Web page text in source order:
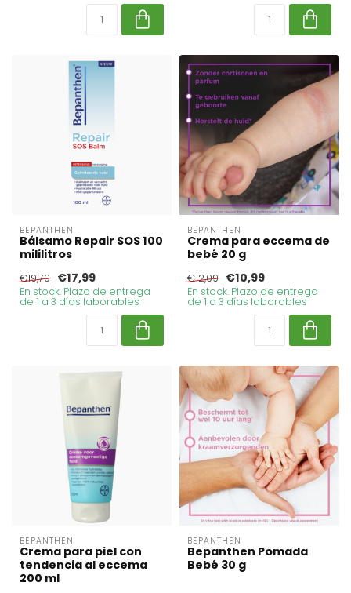
BEPANTHEN
Bálsamo Repair SOS 100
mililitros
€19,79 €17,99
En stock. Plazo de entrega
de 1 a 3 días laborables
BEPANTHEN
Crema para eccema de
bebé 20 g
€12,09 €10,99
En stock. Plazo de entrega
de 1 a 3 días laborables
BEPANTHEN
Crema para piel con
tendencia al eccema
200 ml
BEPANTHEN
Bepanthen Pomada
Bebé 30 g